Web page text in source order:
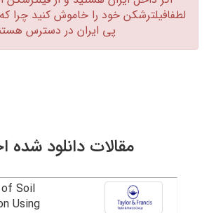
لطفافیلترشکن خود را خاموش کنید چرا که
پی ایران در دسترس هستند.‏
مقالات دانلود شده
of Soil
Using